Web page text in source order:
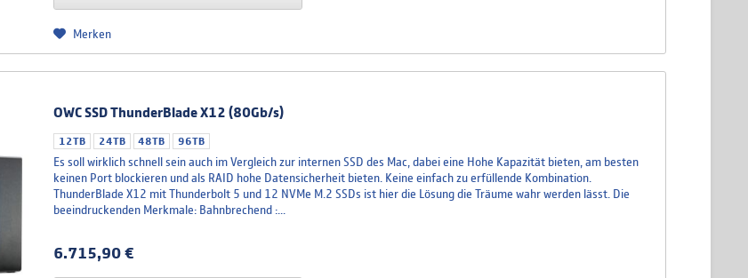
Merken
OWC SSD ThunderBlade X12 (80Gb/s)
12TB 24TB 48TB 96TB
Es soll wirklich schnell sein auch im Vergleich zur internen SSD des Mac, dabei eine Hohe Kapazität bieten, am besten
keinen Port blockieren und als RAID hohe Datensicherheit bieten. Keine einfach zu erfüllende Kombination.
ThunderBlade X12 mit Thunderbolt 5 und 12 NVMe M.2 SSDs ist hier die Lösung die Träume wahr werden lässt. Die
beeindruckenden Merkmale: Bahnbrechend :...
6.715,90 €